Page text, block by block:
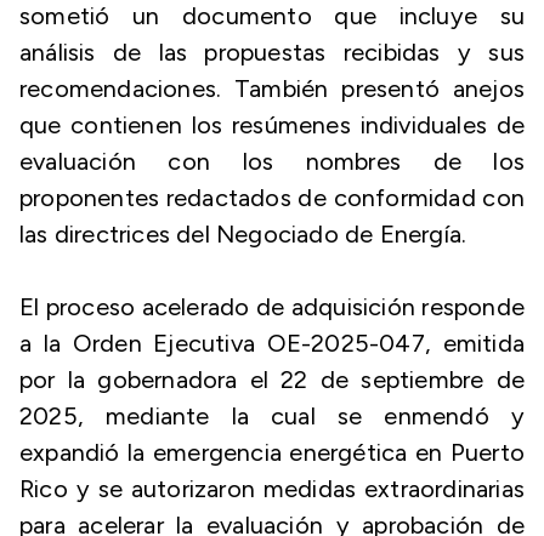
sometió un documento que incluye su
análisis de las propuestas recibidas y sus
recomendaciones. También presentó anejos
que contienen los resúmenes individuales de
evaluación con los nombres de los
proponentes redactados de conformidad con
las directrices del Negociado de Energía.
El proceso acelerado de adquisición responde
a la Orden Ejecutiva OE-2025-047, emitida
por la gobernadora el 22 de septiembre de
2025, mediante la cual se enmendó y
expandió la emergencia energética en Puerto
Rico y se autorizaron medidas extraordinarias
para acelerar la evaluación y aprobación de